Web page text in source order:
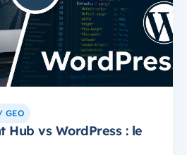
GEO
Hub vs WordPress : le